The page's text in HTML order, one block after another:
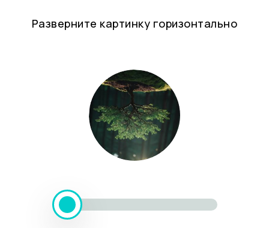
Разверните картинку горизонтально